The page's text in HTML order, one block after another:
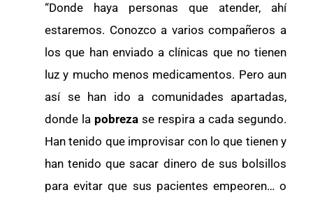
“Donde haya personas que atender, ahí
estaremos. Conozco a varios compañeros a
los que han enviado a clínicas que no tienen
luz y mucho menos medicamentos. Pero aun
así se han ido a comunidades apartadas,
donde la pobreza se respira a cada segundo.
Han tenido que improvisar con lo que tienen y
han tenido que sacar dinero de sus bolsillos
para evitar que sus pacientes empeoren… o